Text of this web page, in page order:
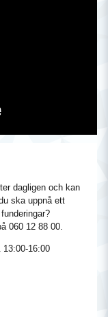
dagligen och kan
ska uppnå ett
060 12 88 00.
13:00-16:00